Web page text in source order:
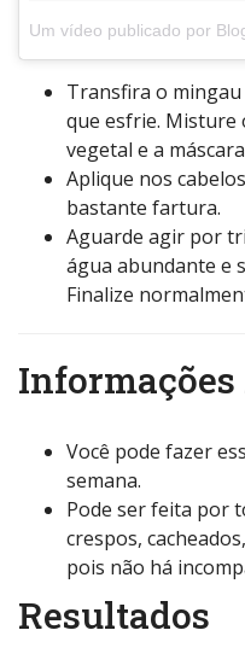
Um vídeo publicado por
Transfira o
que esfrie. Misture
vegetal e a
Aplique nos
bastante fartura.
Aguarde agir por
água abundante e
Finalize
Você pode fazer
semana.
Pode ser feita por
crespos,
pois não há
Resultados